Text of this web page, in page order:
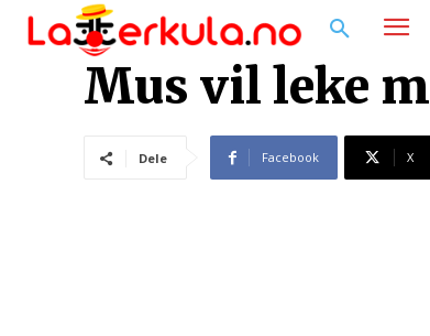
Mus vil leke
Dele Facebook X